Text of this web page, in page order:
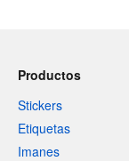
Productos
Stickers
Etiquetas
Imanes